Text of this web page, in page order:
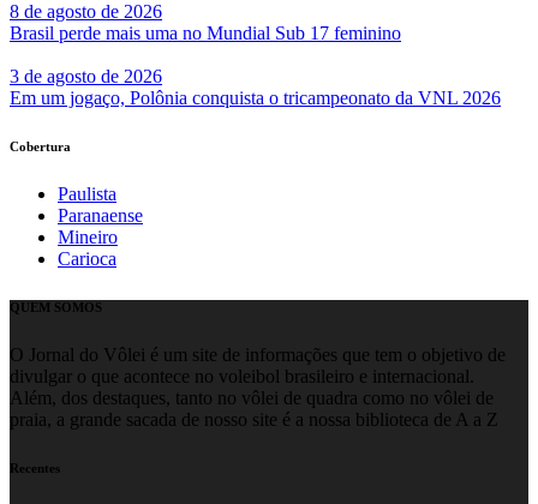
8 de agosto de 2026
Brasil perde mais uma no Mundial Sub 17 feminino
3 de agosto de 2026
Em um jogaço, Polônia conquista o tricampeonato da VNL 2026
Cobertura
Paulista
Paranaense
Mineiro
Carioca
QUEM SOMOS
O Jornal do Vôlei é um site de informações que tem o objetivo de
divulgar o que acontece no voleibol brasileiro e internacional.
Além, dos destaques, tanto no vôlei de quadra como no vôlei de
praia, a grande sacada de nosso site é a nossa biblioteca de A a Z
Recentes